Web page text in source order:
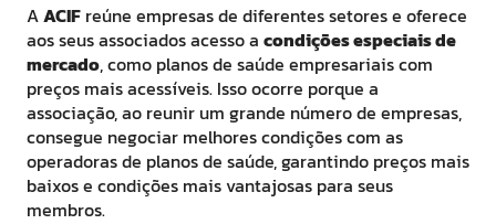
AACIF reúne empresas de diferentes setores e oferece
aos seus associados acesso a condições especiais de
mercado, como planos de saúde empresariais com
preços mais acessíveis. Isso ocorre porque a
associação, ao reunir um grande número de empresas,
consegue negociar melhores condições com as
operadoras de planos de saúde, garantindo preços mais
baixos e condições mais vantajosas para seus
membros.